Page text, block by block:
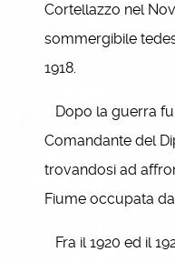
Cortellazzo nel
sommergibile
1918.
Dopo la guerra
Comandante del
trovandosi ad
Fiume occupata
Fra il 1920 ed il